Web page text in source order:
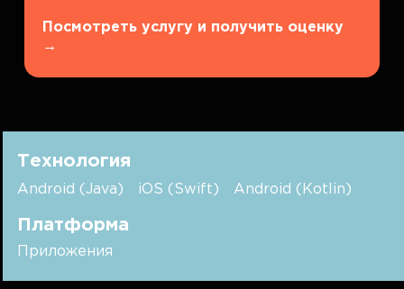
Посмотреть услугу и получить оценку
→
Технология
Android (Java) iOS (Swift) Android (Kotlin)
Платформа
Приложения